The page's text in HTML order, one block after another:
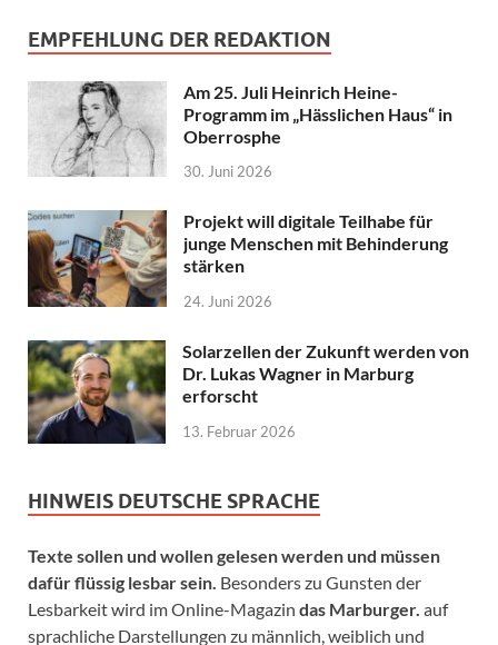
EMPFEHLUNG DER REDAKTION
Am 25. Juli Heinrich Heine-
Programm im „Hässlichen Haus“ in
Oberrosphe
30. Juni 2026
Projekt will digitale Teilhabe für
junge Menschen mit Behinderung
stärken
24. Juni 2026
Solarzellen der Zukunft werden von
Dr. Lukas Wagner in Marburg
erforscht
13. Februar 2026
HINWEIS DEUTSCHE SPRACHE
Texte sollen und wollen gelesen werden und müssen
dafür flüssig lesbar sein. Besonders zu Gunsten der
Lesbarkeit wird im Online-Magazin das Marburger. auf
sprachliche Darstellungen zu männlich, weiblich und